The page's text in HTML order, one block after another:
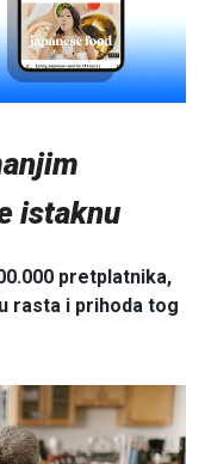
istaknu
pretplatnika,
rasta i prihoda tog